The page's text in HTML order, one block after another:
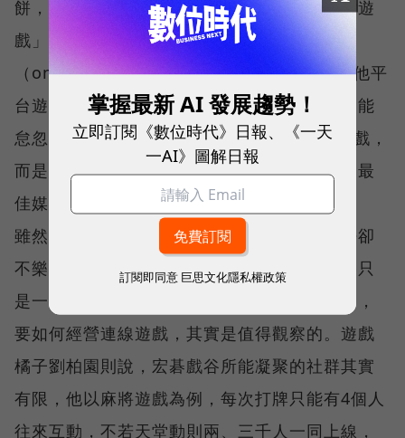
餅，但是宏碁戲谷從明年起，不但要從「網站遊
戲」（web-game）發兵，直搗「連線遊戲」
（on-line game）市場，開發WAP手機等其他平
台遊戲的腳步也在加緊當中，進軍大陸更是不能
怠忽的計畫，因為江永祥說「game不只是遊戲，
而是一個娛樂產業」，也是整合電影與音樂的最
佳媒體。
雖然宏碁戲谷信心滿滿，但是普遍業界的看法卻
不樂觀。華義總經理黃博弘就認為，宏碁戲谷只
是一群懂網路的人，對於遊戲則是沒什麼概念，
要如何經營連線遊戲，其實是值得觀察的。遊戲
橘子劉柏園則說，宏碁戲谷所能凝聚的社群其實
有限，他以麻將遊戲為例，每次打牌只能有4個人
往來互動，不若天堂動則兩、三千人一同上線，
掌握最新 AI 發展趨勢！
立即訂閱《數位時代》日報、《一天
一AI》圖解日報
訂閱即同意 巨思文化隱私權政策